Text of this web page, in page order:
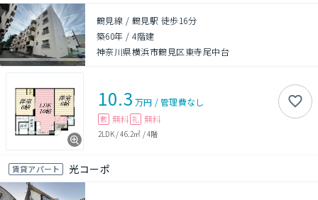
鶴見線 / 鶴見駅 徒歩16分
築60年 /4階建
神奈川県横浜市鶴見区東寺尾中台
10.3 万円 /管理費なし
敷 無料 礼 無料
2LDK/46.2㎡ /4階
賃貸アパート 光コーポ